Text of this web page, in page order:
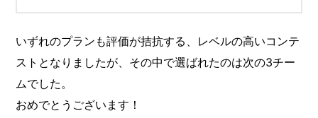
いずれのプランも評価が拮抗する、レベルの高いコンテ
ストとなりましたが、その中で選ばれたのは次の3チー
ムでした。
おめでとうございます！